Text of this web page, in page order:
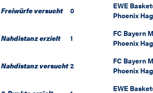
Freiwürfe versucht 0 EWE
Phoenix
Nahdistanz erzielt 1 FC Bayern
Phoenix
Nahdistanz versucht 2 FC Bayern
Phoenix
EWE